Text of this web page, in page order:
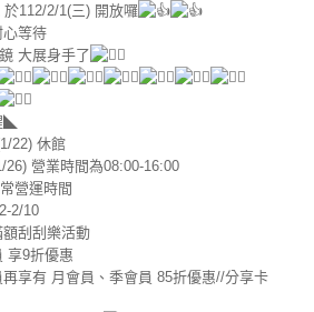
112/2/1(三) 開放囉
心等待
大展身手了
◣
22) 休館
26) 營業時間為08:00-16:00
營運時間
2/10
刮刮樂活動
享9折優惠
享有 月會員、季會員 85折優惠//分享卡